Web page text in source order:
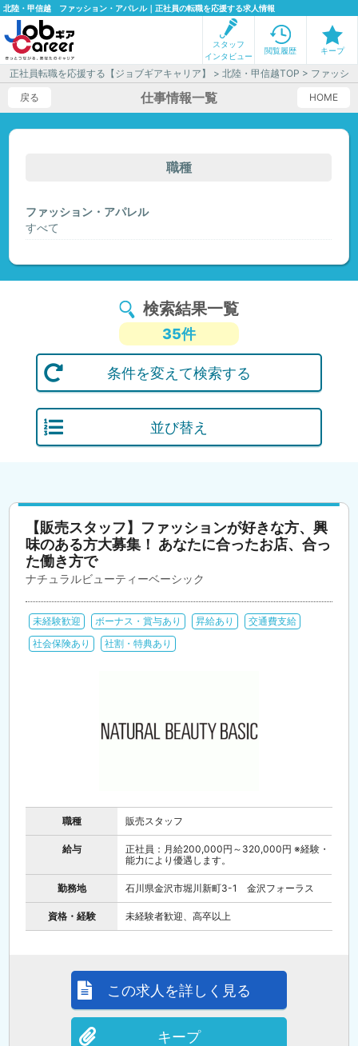
北陸・甲信越 ファッション・アパレル｜正社員の転職を応援する求人情報
スタッフ
インタビュー
閲覧履歴 キープ
正社員転職を応援する【ジョブギアキャリア】 >北陸・甲信越TOP > ファッシ
戻る
HOME
仕事情報一覧
職種
ファッション・アパレル
すべて
検索結果一覧
35件
条件を変えて検索する
並び替え
【販売スタッフ】ファッションが好きな方、興
味のある方大募集！ あなたに合ったお店、合っ
た働き方で
ナチュラルビューティーベーシック
未経験歓迎 ボーナス・賞与あり 昇給あり
交通費支給
社会保険あり
社割・特典あり
職種 販売スタッフ
給与
正社員：月給200,000円～320,000円 ※経験・
能力により優遇します。
勤務地 石川県金沢市堀川新町3-1 金沢フォーラス
資格・経験 未経験者歓迎、高卒以上
この求人を詳しく見る
キープ